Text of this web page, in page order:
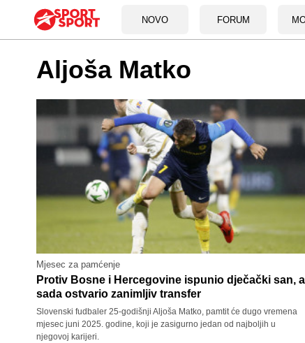
NOVO FORUM
Aljoša Matko
Mjesec za pamćenje
Protiv Bosne i Hercegovine ispunio dječački san, a
sada ostvario zanimljiv transfer
Slovenski fudbaler 25-godišnji Aljoša Matko, pamtit će dugo vremena
mjesec juni 2025. godine, koji je zasigurno jedan od najboljih u
njegovoj karijeri.